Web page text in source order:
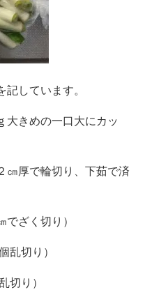
記しています。
の一口大にカッ
切り、下茹で済
切り）
り）
）